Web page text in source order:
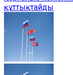
құттықтайды